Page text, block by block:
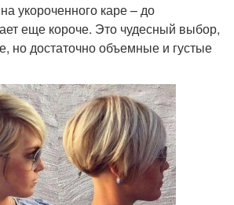
укороченного каре – до
еще короче. Это чудесный выбор,
но достаточно объемные и густые